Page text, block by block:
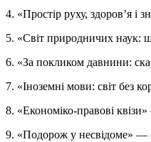
4. «Простір руху, здоров’я і
5. «Світ природничих наук:
6. «За покликом давнини:
7. «Іноземні мови: світ без
8. «Економіко-правові
9. «Подорож у несвідоме» —